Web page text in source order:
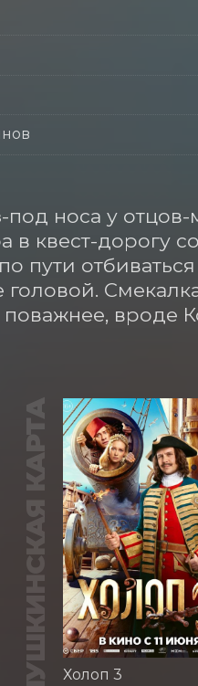
носа у
квест-дорогу
пути
вроде
ПУШКИНСКАЯ КАРТА Холоп 3